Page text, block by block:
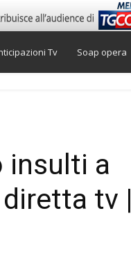
Tv Soap opera
insulti a
tv |